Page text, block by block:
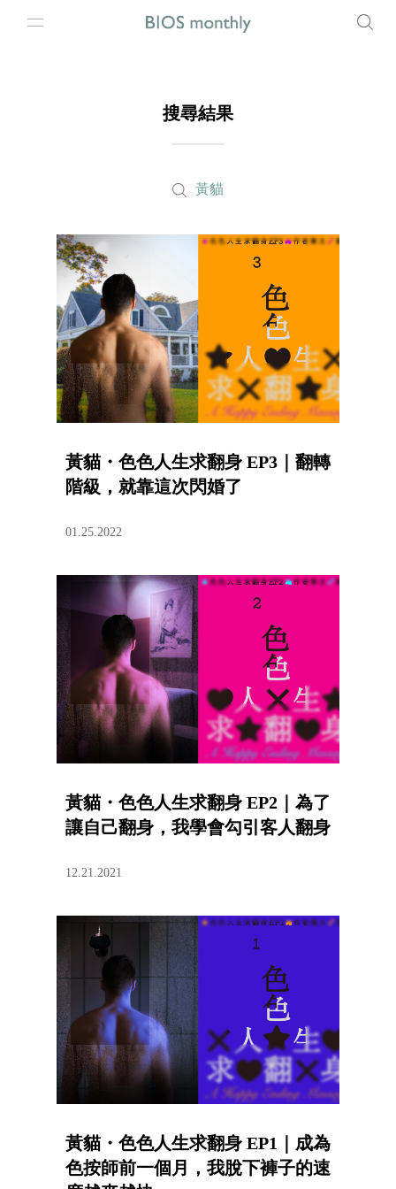
搜尋結果
黃貓
黃貓・色色人生求翻身 EP3｜翻轉
階級，就靠這次閃婚了
01.25.2022
黃貓・色色人生求翻身 EP2｜為了
讓自己翻身，我學會勾引客人翻身
12.21.2021
黃貓・色色人生求翻身 EP1｜成為
色按師前一個月，我脫下褲子的速